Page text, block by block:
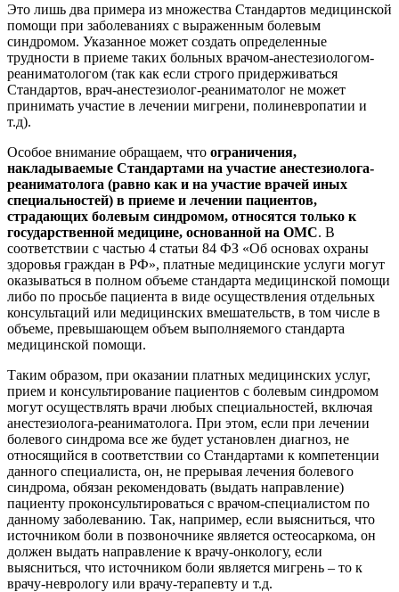
Это лишь два примера из множества Стандартов медицинской
помощи при заболеваниях с выраженным болевым
синдромом. Указанное может создать определенные
трудности в приеме таких больных врачом-анестезиологом-
реаниматологом (так как если строго придерживаться
Стандартов, врач-анестезиолог-реаниматолог не может
принимать участие в лечении мигрени, полиневропатии и
т.д).
Особое внимание обращаем, что ограничения,
накладываемые Стандартами на участие анестезиолога-
реаниматолога (равно как и на участие врачей иных
специальностей) в приеме и лечении пациентов,
страдающих болевым синдромом, относятся только к
государственной медицине, основанной на ОМС. В
соответствии с частью 4 статьи 84 ФЗ «Об основах охраны
здоровья граждан в РФ», платные медицинские услуги могут
оказываться в полном объеме стандарта медицинской помощи
либо по просьбе пациента в виде осуществления отдельных
консультаций или медицинских вмешательств, в том числе в
объеме, превышающем объем выполняемого стандарта
медицинской помощи.
Таким образом, при оказании платных медицинских услуг,
прием и консультирование пациентов с болевым синдромом
могут осуществлять врачи любых специальностей, включая
анестезиолога-реаниматолога. При этом, если при лечении
болевого синдрома все же будет установлен диагноз, не
относящийся в соответствии со Стандартами к компетенции
данного специалиста, он, не прерывая лечения болевого
синдрома, обязан рекомендовать (выдать направление)
пациенту проконсультироваться с врачом-специалистом по
данному заболеванию. Так, например, если выясниться, что
источником боли в позвоночнике является остеосаркома, он
должен выдать направление к врачу-онкологу, если
выясниться, что источником боли является мигрень – то к
врачу-неврологу или врачу-терапевту и т.д.